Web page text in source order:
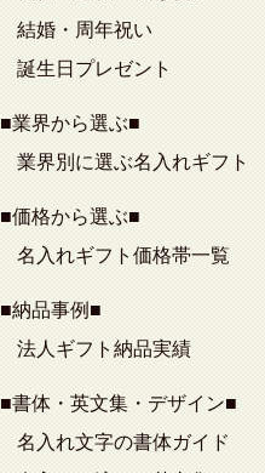
結婚・周年祝い
誕生日プレゼント
■業界から選ぶ■
業界別に選ぶ名入れギフト
■価格から選ぶ■
名入れギフト価格帯一覧
■納品事例■
法人ギフト納品実績
■書体・英文集・デザイン■
名入れ文字の書体ガイド